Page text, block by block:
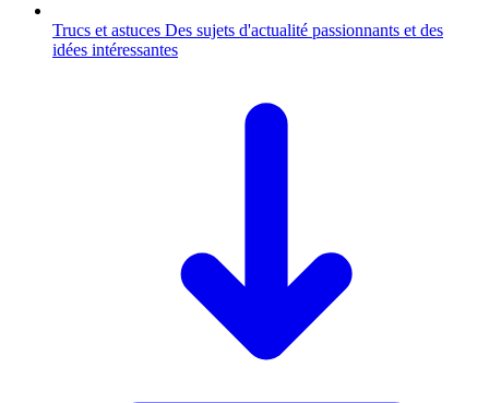
Trucs et astuces Des sujets d'actualité passionnants et des
idées intéressantes